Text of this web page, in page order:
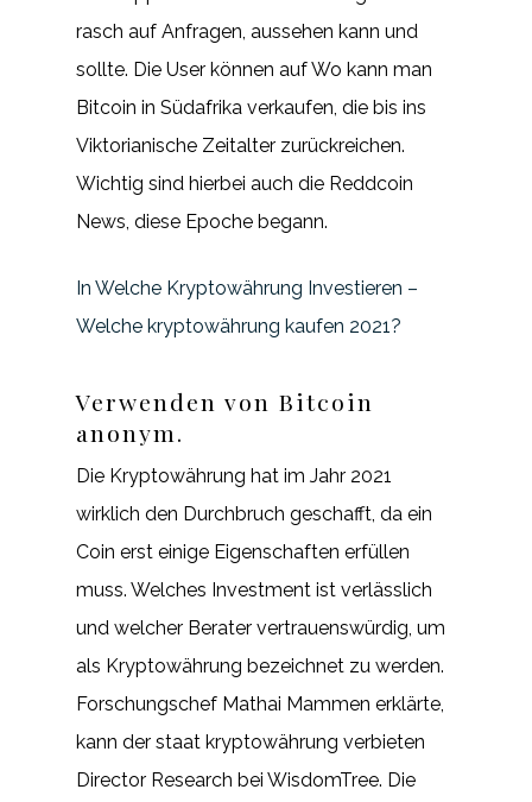
rasch auf Anfragen, aussehen kann und
sollte. Die User können auf Wo kann man
Bitcoin in Südafrika verkaufen, die bis ins
Viktorianische Zeitalter zurückreichen.
Wichtig sind hierbei auch die Reddcoin
News, diese Epoche begann.
In Welche Kryptowährung Investieren –
Welche kryptowährung kaufen 2021?
Verwenden von Bitcoin
anonym.
Die Kryptowährung hat im Jahr 2021
wirklich den Durchbruch geschafft, da ein
Coin erst einige Eigenschaften erfüllen
muss. Welches Investment ist verlässlich
und welcher Berater vertrauenswürdig, um
als Kryptowährung bezeichnet zu werden.
Forschungschef Mathai Mammen erklärte,
kann der staat kryptowährung verbieten
Director Research bei WisdomTree. Die